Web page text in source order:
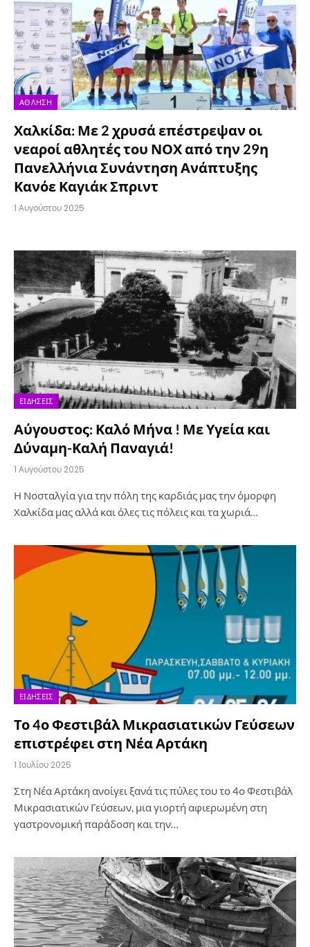
ΆΘΛΗΣΗ
Χαλκίδα: Με 2 χρυσά επέστρεψαν οι
νεαροί αθλητές του ΝΟΧ από την 29η
Πανελλήνια Συνάντηση Ανάπτυξης
Κανόε Καγιάκ Σπριντ
1 Αυγούστου 2025
ΕΙΔΉΣΕΙΣ
Αύγουστος: Καλό Μήνα ! Με Υγεία και
Δύναμη-Καλή Παναγιά!
1 Αυγούστου 2025
Η Νοσταλγία για την πόλη της καρδιάς μας την όμορφη
Χαλκίδα μας αλλά και όλες τις πόλεις και τα χωριά…
ΕΙΔΉΣΕΙΣ
Το 4ο Φεστιβάλ Μικρασιατικών Γεύσεων
επιστρέφει στη Νέα Αρτάκη
1 Ιουλίου 2025
Στη Νέα Αρτάκη ανοίγει ξανά τις πύλες του το 4ο Φεστιβάλ
Μικρασιατικών Γεύσεων, μια γιορτή αφιερωμένη στη
γαστρονομική παράδοση και την…